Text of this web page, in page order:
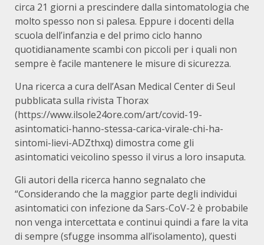
circa 21 giorni a prescindere dalla sintomatologia che
molto spesso non si palesa. Eppure i docenti della
scuola dell’infanzia e del primo ciclo hanno
quotidianamente scambi con piccoli per i quali non
sempre è facile mantenere le misure di sicurezza.
Una ricerca a cura dell’Asan Medical Center di Seul
pubblicata sulla rivista Thorax
(https://www.ilsole24ore.com/art/covid-19-
asintomatici-hanno-stessa-carica-virale-chi-ha-
sintomi-lievi-ADZthxq) dimostra come gli
asintomatici veicolino spesso il virus a loro insaputa.
Gli autori della ricerca hanno segnalato che
“Considerando che la maggior parte degli individui
asintomatici con infezione da Sars-CoV-2 è probabile
non venga intercettata e continui quindi a fare la vita
di sempre (sfugge insomma all’isolamento), questi